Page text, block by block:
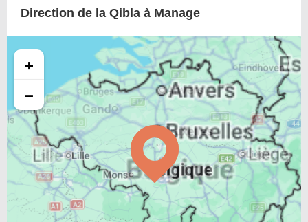
Direction de la Qibla à Manage
+
−